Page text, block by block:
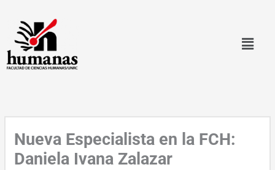
contenido
Nueva Especialista en la FCH:
Daniela Ivana Zalazar